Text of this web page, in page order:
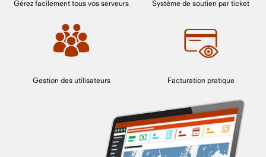
Gérez facilement tous vos serveurs Système de soutien par ticket
Gestion des utilisateurs Facturation pratique